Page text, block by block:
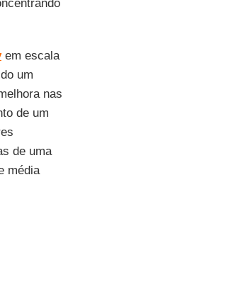
em escala
um
nas
de um
de uma
média